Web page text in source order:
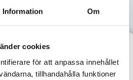
Information Om
cookies
för att anpassa innehållet
tillhandahålla funktioner
Spilloljesug 30 L
NM-AOE1030
till